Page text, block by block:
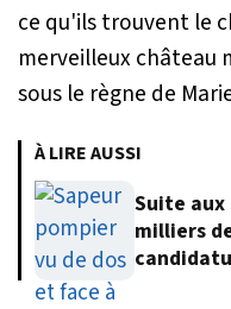
ce qu'ils trouvent le
merveilleux château
sous le règne de
À LIRE AUSSI
Suite
milliers